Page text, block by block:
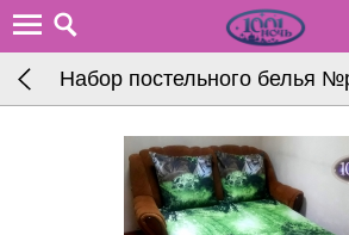
Набор постельного белья